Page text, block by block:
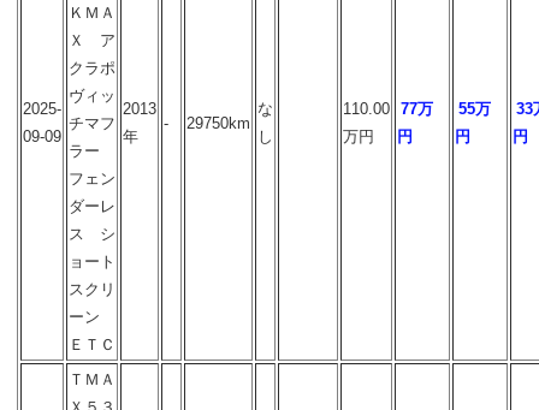
2025-
09-09
ＫＭＡ
Ｘ ア
クラポ
ヴィッ
チマフ
ラー
フェン
ダーレ
ス シ
ョート
スクリ
ーン
ＥＴＣ
2013
年
- 29750km
な
し
110.00
万円
77万
円
55万
円
33
円
ＴＭＡ